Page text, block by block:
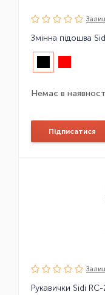
Немає в
Підписатися
Рукавички Sidi